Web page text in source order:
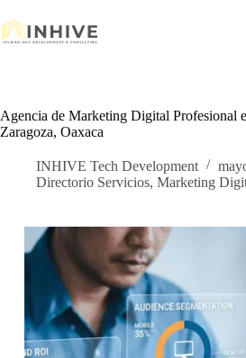
al
contenido
Agencia de Marketing Digital Profesional
Zaragoza, Oaxaca
INHIVE Tech Development
Directorio Servicios, Marketing